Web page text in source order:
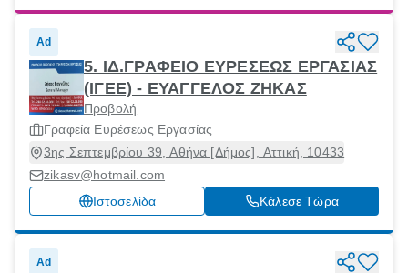
Ad
5. ΙΔ.ΓΡΑΦΕΙΟ ΕΥΡΕΣΕΩΣ ΕΡΓΑΣΙΑΣ
(ΙΓΕΕ) - ΕΥΑΓΓΕΛΟΣ ΖΗΚΑΣ
Προβολή
Γραφεία Ευρέσεως Εργασίας
3ης Σεπτεμβρίου 39, Αθήνα [Δήμος], Αττική, 10433
zikasv@hotmail.com
Ιστοσελίδα
Κάλεσε Τώρα
Ad